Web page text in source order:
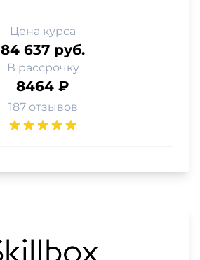
Цена курса
84 637 руб.
В рассрочку
8464 ₽
187 отзывов